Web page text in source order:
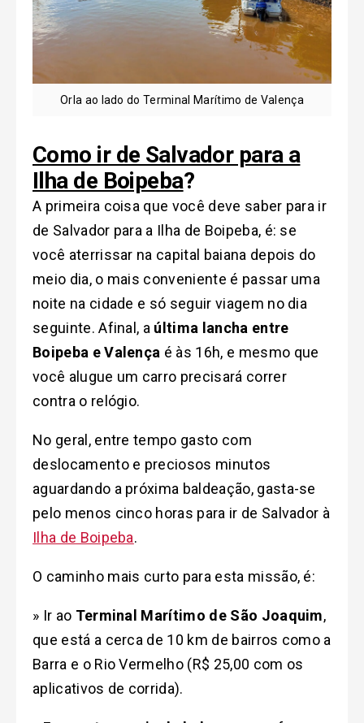
Orla ao lado do Terminal Marítimo de Valença
Como ir de Salvador para a
Ilha de Boipeba?
A primeira coisa que você deve saber para ir
de Salvador para a Ilha de Boipeba, é: se
você aterrissar na capital baiana depois do
meio dia, o mais conveniente é passar uma
noite na cidade e só seguir viagem no dia
seguinte. Afinal, a última lancha entre
Boipeba e Valença é às 16h, e mesmo que
você alugue um carro precisará correr
contra o relógio.
No geral, entre tempo gasto com
deslocamento e preciosos minutos
aguardando a próxima baldeação, gasta-se
pelo menos cinco horas para ir de Salvador à
Ilha de Boipeba.
O caminho mais curto para esta missão, é:
» Ir ao Terminal Marítimo de São Joaquim,
que está a cerca de 10 km de bairros como a
Barra e o Rio Vermelho (R$ 25,00 com os
aplicativos de corrida).